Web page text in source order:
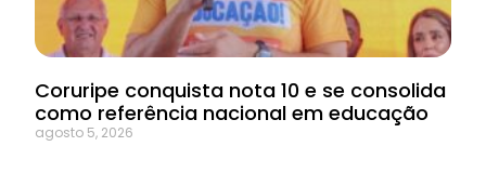
Coruripe conquista nota 10 e se consolida
como referência nacional em educação
agosto 5, 2026